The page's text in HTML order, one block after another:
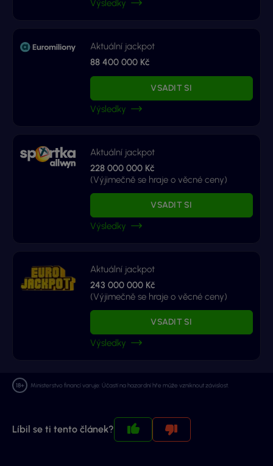
Výsledky
Aktuální jackpot
88 400 000 Kč
VSADIT SI
Výsledky
Aktuální jackpot
228 000 000 Kč
(Výjimečně se hraje o věcné ceny)
VSADIT SI
Výsledky
Aktuální jackpot
243 000 000 Kč
(Výjimečně se hraje o věcné ceny)
VSADIT SI
Výsledky
Ministerstvo financí varuje: Účastí na hazardní hře může vzniknout závislost.
Líbil se ti tento článek?